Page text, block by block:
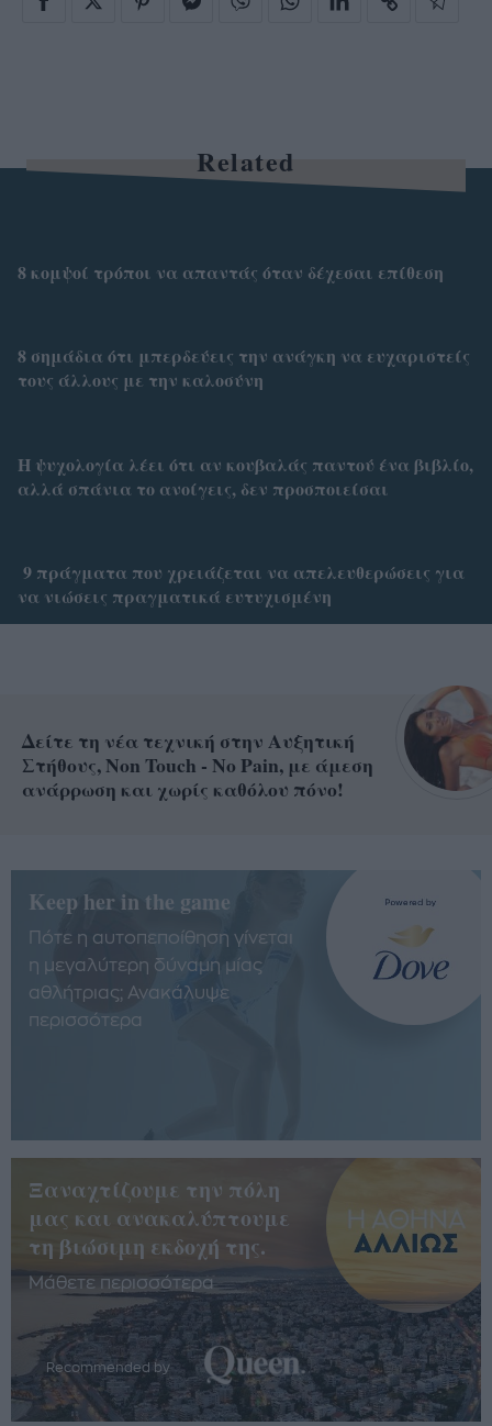
Related
8 κομψοί τρόποι να απαντάς όταν δέχεσαι επίθεση
8 σημάδια ότι μπερδεύεις την ανάγκη να ευχαριστείς
τους άλλους με την καλοσύνη
Η ψυχολογία λέει ότι αν κουβαλάς παντού ένα βιβλίο,
αλλά σπάνια το ανοίγεις, δεν προσποιείσαι
9 πράγματα που χρειάζεται να απελευθερώσεις για
να νιώσεις πραγματικά ευτυχισμένη
Δείτε τη νέα τεχνική στην Αυξητική
Στήθους, Non Touch - No Pain, με άμεση
ανάρρωση και χωρίς καθόλου πόνο!
Keep her in the game
Πότε η αυτοπεποίθηση γίνεται
η μεγαλύτερη δύναμη μίας
αθλήτριας; Ανακάλυψε
περισσότερα
Ξαναχτίζουμε την πόλη
μας και ανακαλύπτουμε
τη βιώσιμη εκδοχή της.
Μάθετε περισσότερα
Recommended by